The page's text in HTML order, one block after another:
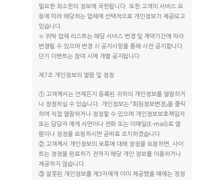
필요한 최소한의 정보에 국한됩니다. 또한 고객의 서비스 요
청에 따라 해당하는 업체에 선택적으로 개인정보가 제공되고
있습니다.
※ 위탁 업체 리스트는 해당 서비스 변경 및 계약기간에 따라
변경될 수 있으며 변경 시 공지사항을 통해 사전 공지합니다.
단기 이벤트는 참여 시에 개별 공지됩니다.
제7조 개인정보의 열람 및 정정
① 고객께서는 언제든지 등록된 귀하의 개인정보를 열람하거
나 정정하실 수 있습니다. 개인정보는 『회원정보변경』을 클릭
하여 직접 열람하거나 정정할 수 있으며 개인정보보호책임자
또는 담당자 에게 서면이나 전화 또는 이메일(E-mail)로 열
람이나 정정을 요청하시면 곧바로 조치하겠습니다.
② 고객께서 개인정보의 오류에 대해 정정을 요청하면, 사이
트는 정정을 완료하기 전까지 해당 개인 정보를 이용하거나
제공하지 않습니다.
③ 잘못된 개인정보를 제3자에게 이미 제공했을 때에는 정정